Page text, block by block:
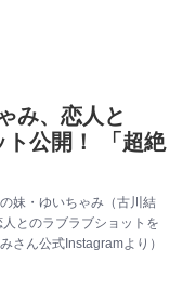
み、恋人と
ト公開！ 「超絶
妹・ゆいちゃみ（古川結
とのラブラブショットを
さん公式Instagramより）